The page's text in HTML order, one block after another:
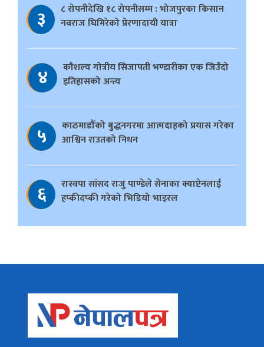
३
८ रोपनीदेखि १८ रोपनीसम्म : भोजपुरका किसान
नवराज घिमिरेको प्रेरणादायी यात्रा
४
काैशल्य गोत्रीय सिजापती भण्डारीका एक जिउँदो
इतिहासको अन्त्य
५
काठमाडौँको बुद्धनगरमा आत्मदाहको प्रयास गरेका
आश्विन राउतको निधन
६
रास्वपा सांसद राजु पाण्डेले सेनाका क्याप्टेनलाई
हप्कीदप्की गरेको भिडियो भाइरल